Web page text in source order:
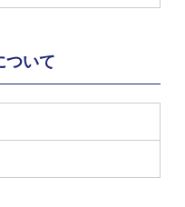
ついて